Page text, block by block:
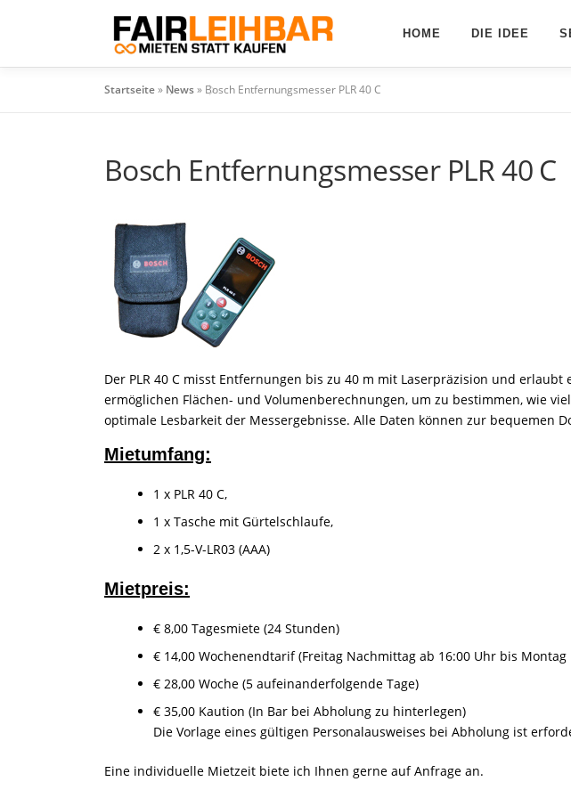
HOME DIE IDEE
Startseite» News» Bosch Entfernungsmesser PLR 40 C
Bosch Entfernungsmesser PLR 40 C
Der PLR 40 C misst Entfernungen bis zu 40 m mit Laserpräzision und
ermöglichen Flächen- und Volumenberechnungen, um zu bestimmen, wie
optimale Lesbarkeit der Messergebnisse. Alle Daten können zur bequemen
Mietumfang:
1 x PLR 40 C,
1 x Tasche mit Gürtelschlaufe,
2 x 1,5-V-LR03 (AAA)
Mietpreis:
€ 8,00 Tagesmiete (24 Stunden)
€ 14,00 Wochenendtarif (Freitag Nachmittag ab 16:00 Uhr bis Montag
€ 28,00 Woche (5 aufeinanderfolgende Tage)
€ 35,00 Kaution (In Bar bei Abholung zu hinterlegen)
Die Vorlage eines gültigen Personalausweises bei Abholung ist
Eine individuelle Mietzeit biete ich Ihnen gerne auf Anfrage an.